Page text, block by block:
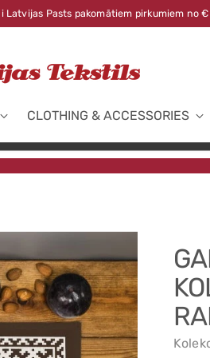
Latvijas Pasts pakomātiem pirkumiem no
CLOTHING & ACCESSORIES